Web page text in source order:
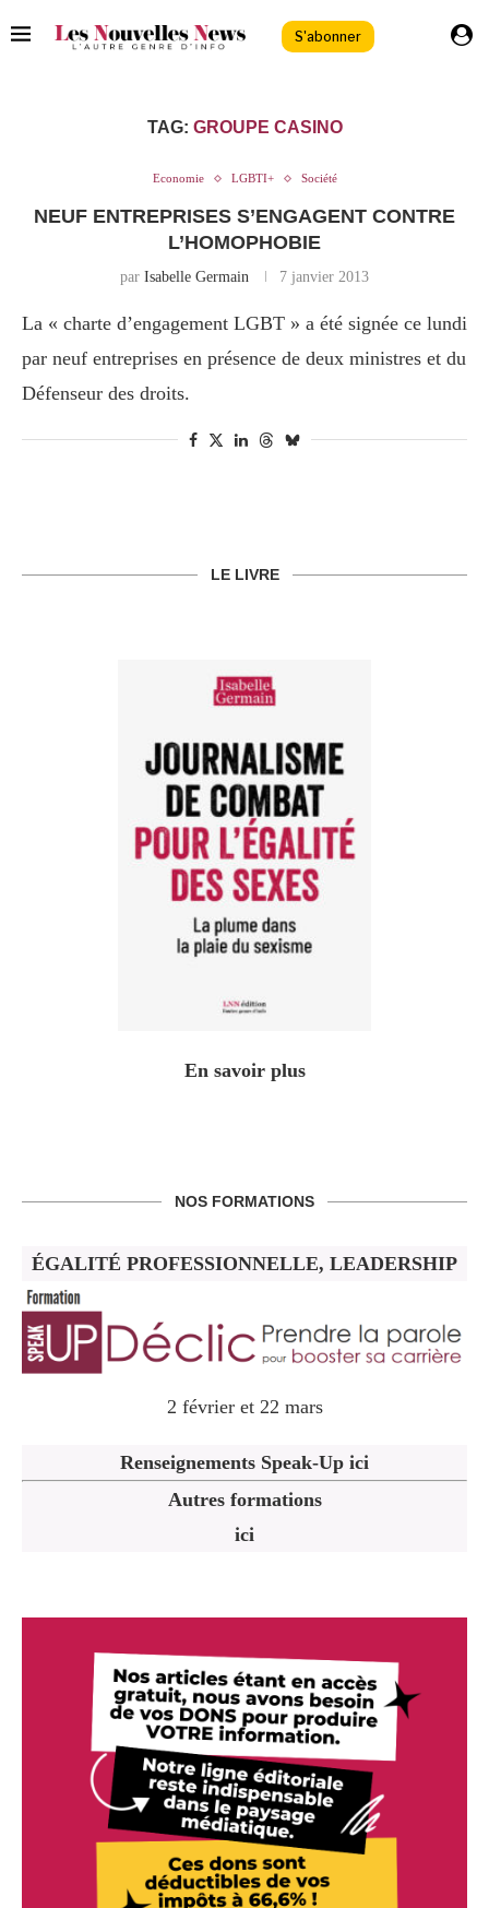
S'abonner
TAG: GROUPE CASINO
Economie LGBTI+ Société
NEUF ENTREPRISES S’ENGAGENT CONTRE
L’HOMOPHOBIE
par Isabelle Germain 7 janvier 2013
La « charte d’engagement LGBT » a été signée ce lundi
par neuf entreprises en présence de deux ministres et du
Défenseur des droits.
LE LIVRE
En savoir plus
NOS FORMATIONS
ÉGALITÉ PROFESSIONNELLE, LEADERSHIP
2 février et 22 mars
Renseignements Speak-Up ici
Autres formations
ici